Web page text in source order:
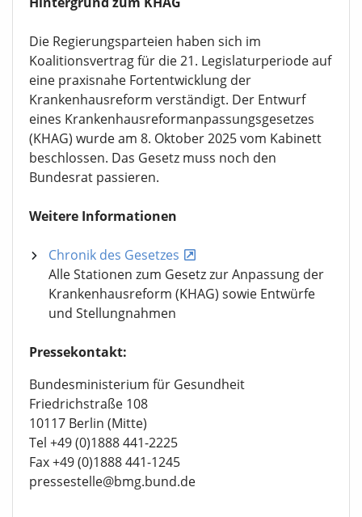
Die Regierungsparteien haben sich im
Koalitionsvertrag für die 21. Legislaturperiode auf
eine praxisnahe Fortentwicklung der
Krankenhausreform verständigt. Der Entwurf
eines Krankenhausreformanpassungsgesetzes
(KHAG) wurde am 8. Oktober 2025 vom Kabinett
beschlossen. Das Gesetz muss noch den
Bundesrat passieren.
Weitere Informationen
Chronik des Gesetzes
Alle Stationen zum Gesetz zur Anpassung der
Krankenhausreform (KHAG) sowie Entwürfe
und Stellungnahmen
Pressekontakt:
Bundesministerium für Gesundheit
Friedrichstraße 108
10117 Berlin (Mitte)
Tel +49 (0)1888 441-2225
Fax +49 (0)1888 441-1245
pressestelle@bmg.bund.de